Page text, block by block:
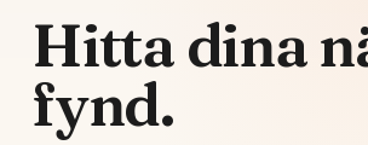
Hitta dina
fynd.